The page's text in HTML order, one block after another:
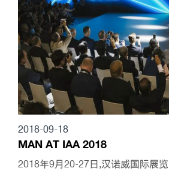
2018-09-18
MAN AT IAA 2018
2018年9月20-27日,汉诺威国际展